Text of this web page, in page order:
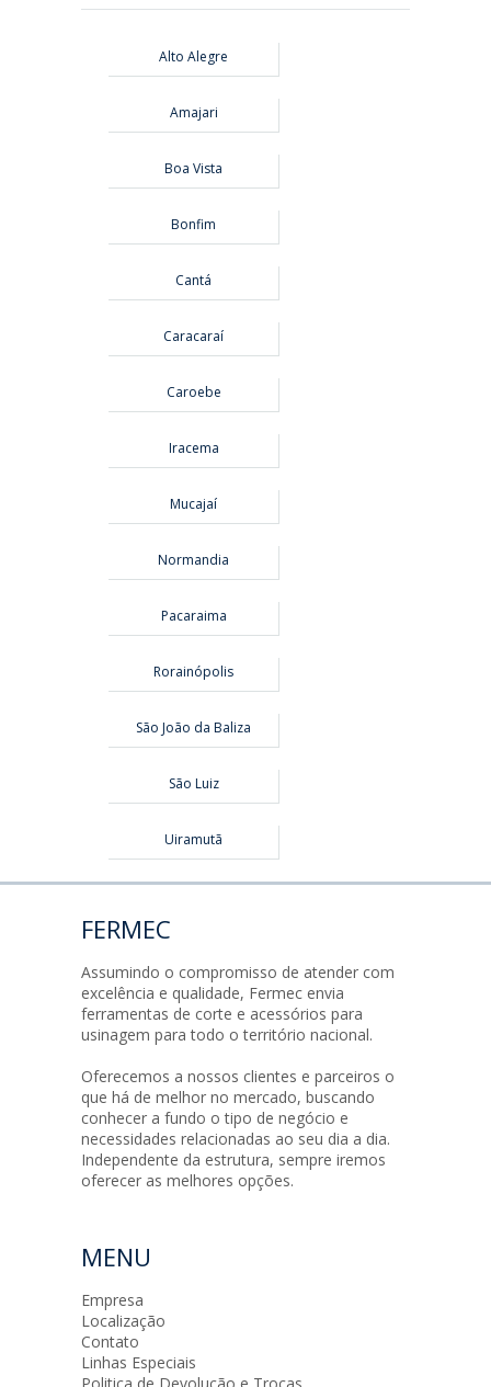
Alto Alegre
Amajari
Boa Vista
Bonfim
Cantá
Caracaraí
Caroebe
Iracema
Mucajaí
Normandia
Pacaraima
Rorainópolis
São João da Baliza
São Luiz
Uiramutã
FERMEC
Assumindo o compromisso de atender com
excelência e qualidade, Fermec envia
ferramentas de corte e acessórios para
usinagem para todo o território nacional.
Oferecemos a nossos clientes e parceiros o
que há de melhor no mercado, buscando
conhecer a fundo o tipo de negócio e
necessidades relacionadas ao seu dia a dia.
Independente da estrutura, sempre iremos
oferecer as melhores opções.
MENU
Empresa
Localização
Contato
Linhas Especiais